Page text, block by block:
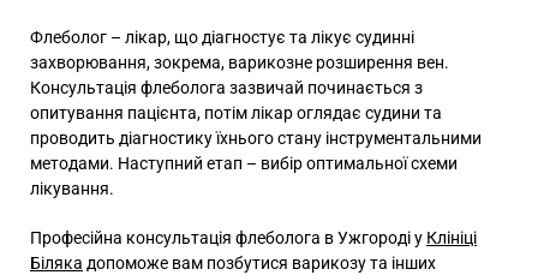
Флеболог – лікар, що діагностує та лікує судинні
захворювання, зокрема, варикозне розширення вен.
Консультація флеболога зазвичай починається з
опитування пацієнта, потім лікар оглядає судини та
проводить діагностику їхнього стану інструментальними
методами. Наступний етап – вибір оптимальної схеми
лікування.
Професійна консультація флеболога в Ужгороді у Клініці
Біляка допоможе вам позбутися варикозу та інших